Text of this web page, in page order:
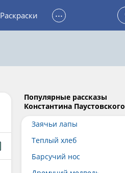
Раскраски ...
Популярные рассказы
Константина Паустовского
Заячьи лапы
Теплый хлеб
Барсучий нос